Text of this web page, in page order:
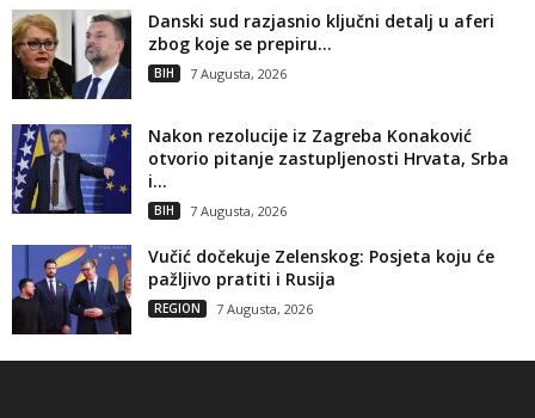
Danski sud razjasnio ključni detalj u aferi
zbog koje se prepiru...
BIH 7 Augusta, 2026
Nakon rezolucije iz Zagreba Konaković
otvorio pitanje zastupljenosti Hrvata, Srba
i...
BIH 7 Augusta, 2026
Vučić dočekuje Zelenskog: Posjeta koju će
pažljivo pratiti i Rusija
REGION 7 Augusta, 2026